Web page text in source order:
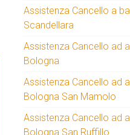
Assistenza Cancello a
Scandellara
Assistenza Cancello ad
Bologna
Assistenza Cancello ad
Bologna San Mamolo
Assistenza Cancello ad
Bologna San Ruffillo